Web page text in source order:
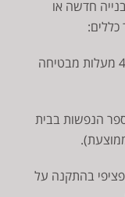
חדשה או
התקנה בזווית של 45 מעלות מבטיחה
הנפשות בבית
ספציפי בהתקנה על